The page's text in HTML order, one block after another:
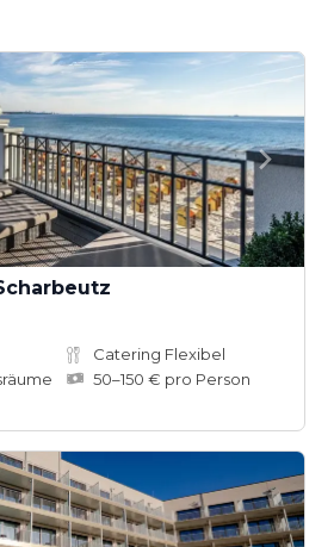
Catering Flexibel
50–150 € pro Person